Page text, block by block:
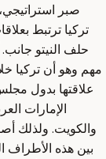
صبر
تركيا ترتبط
حلف النيتو
مهم وهو أن تركيا
علاقتها بدول
الإمارات
والكويت. ولذلك
بين هذه الأطراف